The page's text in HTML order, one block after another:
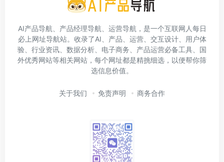
AI产品导航、产品经理导航、运营导航，是一个互联网人每日
必上网址导航站。收录了AI、产品、运营、交互设计、用户体
验、行业资讯、数据分析、电子商务、产品运营必备工具、国
外优秀网站等相关网站，每个网址都是精挑细选，以便帮你筛
选信息价值。
关于我们 免责声明 商务合作